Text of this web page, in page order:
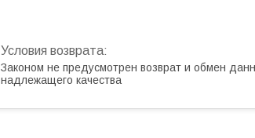
Законом не предусмотрен возврат и обмен
надлежащего качества